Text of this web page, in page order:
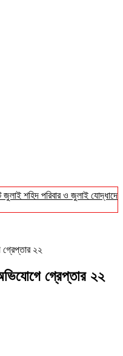
শহিদ পরিবার ও জুলাই যোদ্ধাদের
গ্রেপ্তার ২২
গ্রেপ্তার ২২